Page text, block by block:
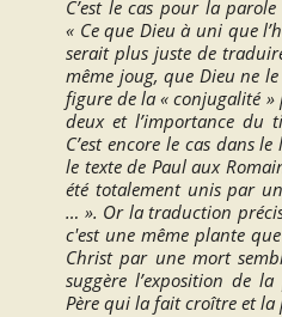
C’est le cas pour la
« Ce que Dieu à uni que
serait plus juste de
même joug, que Dieu ne le
figure de la« conjugalité »
deux et l’importance du
C’est encore le cas dans
le texte de Paul aux
été totalement unis par
… ». Or la traduction
c'est une même plante
Christ par une mort
suggère l’exposition de
Père qui la fait croître et la